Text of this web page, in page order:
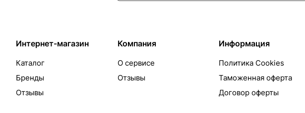
Интернет-магазин
Каталог
Бренды
Отзывы
Компания
О сервисе
Отзывы
Информация
Политика Cookies
Таможенная оферта
Договор оферты